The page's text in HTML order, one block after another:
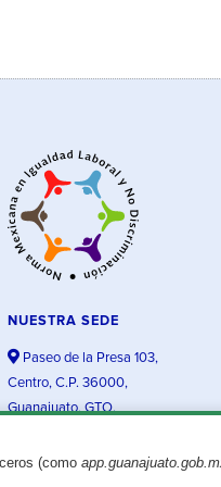
(como
NUESTRA SEDE
Paseo de la Presa 103,
Centro, C.P. 36000,
Guanajuato, GTO.
Aviso legal©